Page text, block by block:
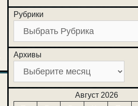
Рубрики
Архивы
Август 2026